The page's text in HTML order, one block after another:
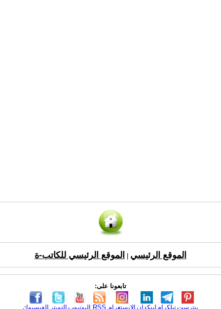
الموقع الرئيسي الموقع الرئيسي للكاتب-ة
تابعونا على:
الفيسبوك التويتر اليوتيوب RSS الانستغرام لينكدإن تيلكرامبنترست